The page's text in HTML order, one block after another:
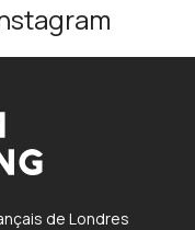
de Londres